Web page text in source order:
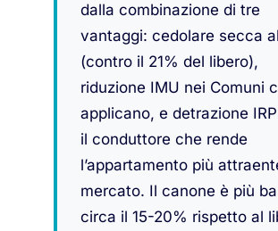
dalla combinazione di tre
vantaggi: cedolare secca
(contro il 21% del libero),
riduzione IMU nei Comuni
applicano, e detrazione
il conduttore che rende
l’appartamento più
mercato. Il canone è più
circa il 15-20% rispetto al